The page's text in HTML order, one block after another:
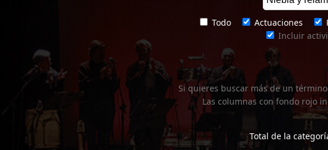
Todo Actuaciones
Incluir
Si quieres buscar más de un
Las columnas con fondo rojo
Total de la